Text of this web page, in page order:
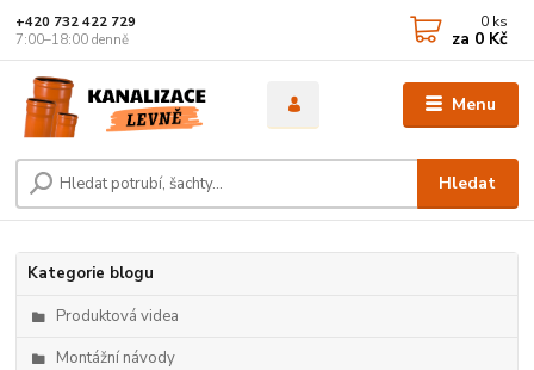
Menu
Hledat
+420 732 422 729
7:00–18:00 denně
0 ks
za 0 Kč
Kategorie blogu
Produktová videa
Montážní návody